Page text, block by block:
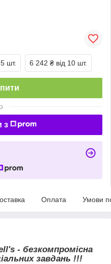
5 шт. 6 242 ₴ від 10 шт.
з
Оплата Умови
- безкомпромісна
завдань !!!